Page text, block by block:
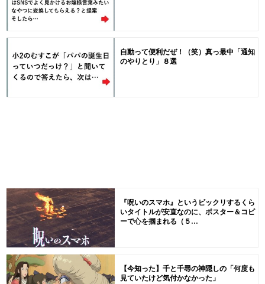
自動って便利だぜ！（笑）真っ最中「通知
のやりとり」８選
『呪いのスマホ』というビックリするくら
いタイトルが安直なのに、ポスター＆コピ
ーで心を掴まれる（５...
【今知った】千と千尋の神隠しの「何度も
見ていたけど気付かなかった」